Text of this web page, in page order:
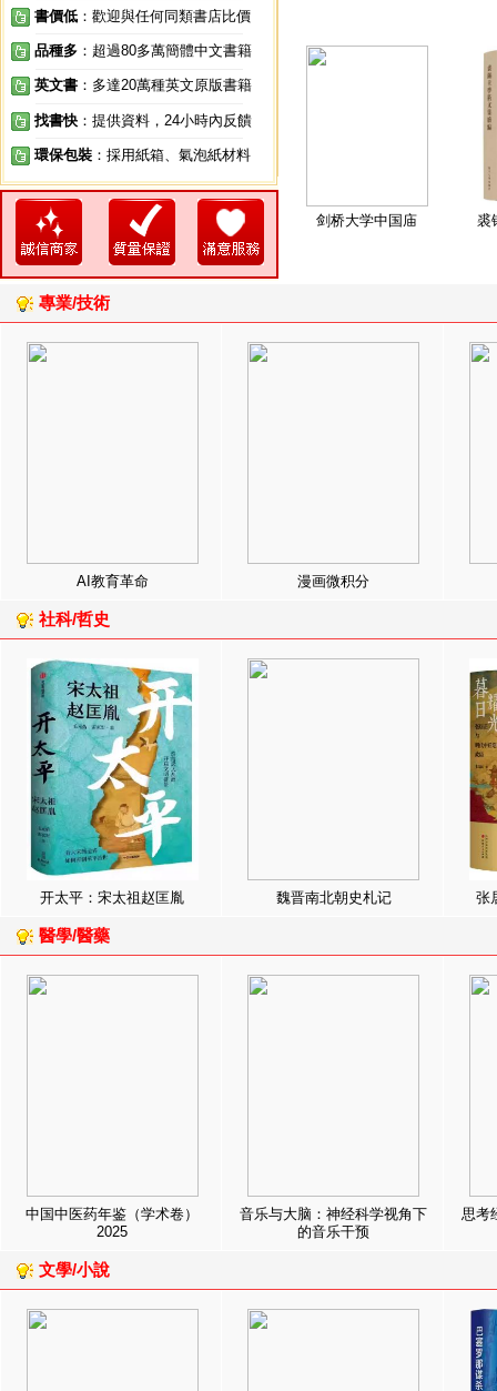
書價低 ：歡迎與任何同類書店比價
品種多 ：超過80多萬簡體中文書籍
英文書 ：多達20萬種英文原版書籍
找書快 ：提供資料，24小時內反饋
環保包裝 ：採用紙箱、氣泡紙材料
剑桥大学中国庙 裘
專業/技術
AI教育革命 漫画微积分
社科/哲史
开太平：宋太祖赵匡胤 魏晋南北朝史札记 张
醫學/醫藥
中国中医药年鉴（学术卷）
2025
音乐与大脑：神经科学视角下
的音乐干预
思考
文學/小說